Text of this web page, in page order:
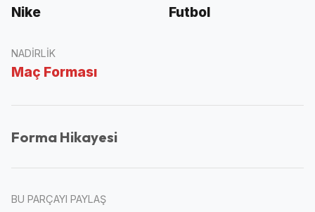
Nike Futbol
NADIRLIK
Maç Forması
Forma Hikayesi
BU PARÇAYI PAYLAŞ